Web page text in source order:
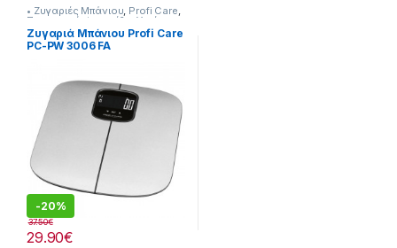
• Ζυγαριές Μπάνιου, Profi Care,
Προσωπική Φροντίδα ,Υγεία-
Ευεξία
Ζυγαριά Μπάνιου Profi Care
PC-PW 3006 FA
-20%
29.90€
37.50€